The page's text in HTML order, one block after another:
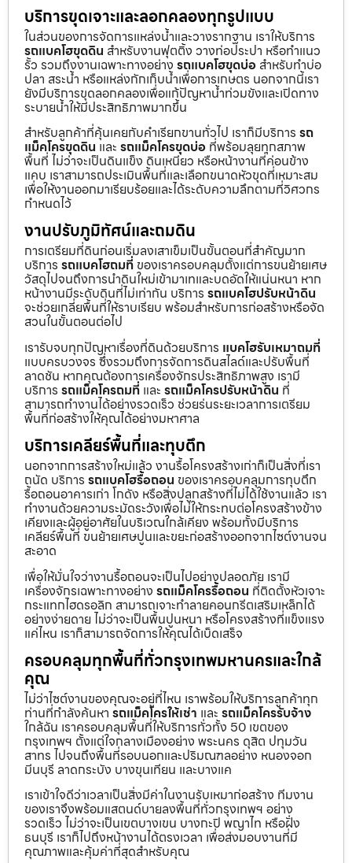
บริการขุดเจาะและลอกคลองทุกรูปแบบ
ในส่วนของการจัดการแหล่งน้ำและวางรากฐาน เราให้บริการ
รถแบคโฮขุดดิน สำหรับงานฟุตติ้ง วางท่อประปา หรือทำแนว
รั้ว รวมถึงงานเฉพาะทางอย่าง รถแบคโฮขุดบ่อ สำหรับทำบ่อ
ปลา สระน้ำ หรือแหล่งกักเก็บน้ำเพื่อการเกษตร นอกจากนี้เรา
ยังมีบริการขุดลอกคลองเพื่อแก้ปัญหาน้ำท่วมขังและเปิดทาง
ระบายน้ำให้มีประสิทธิภาพมากขึ้น
สำหรับลูกค้าที่คุ้นเคยกับคำเรียกขานทั่วไป เราก็มีบริการ รถ
แม็คโครขุดดิน และ รถแม็คโครขุดบ่อ ที่พร้อมลุยทุกสภาพ
พื้นที่ ไม่ว่าจะเป็นดินแข็ง ดินเหนียว หรือหน้างานที่ค่อนข้าง
แคบ เราสามารถประเมินพื้นที่และเลือกขนาดหัวขุดที่เหมาะสม
เพื่อให้งานออกมาเรียบร้อยและได้ระดับความลึกตามที่วิศวกร
กำหนดไว้
งานปรับภูมิทัศน์และถมดิน
การเตรียมที่ดินก่อนเริ่มลงเสาเข็มเป็นขั้นตอนที่สำคัญมาก
บริการ รถแบคโฮถมที่ ของเราครอบคลุมตั้งแต่การขนย้ายเศษ
วัสดุไปจนถึงการนำดินใหม่เข้ามาเทและบดอัดให้แน่นหนา หาก
หน้างานมีระดับดินที่ไม่เท่ากัน บริการ รถแบคโฮปรับหน้าดิน
จะช่วยเกลี่ยพื้นที่ให้ราบเรียบ พร้อมสำหรับการก่อสร้างหรือจัด
สวนในขั้นตอนต่อไป
เรารับจบทุกปัญหาเรื่องที่ดินด้วยบริการ แบคโฮรับเหมาถมที่
แบบครบวงจร ซึ่งรวมถึงการจัดการดินสไลด์และปรับพื้นที่
ลาดชัน หากคุณต้องการเครื่องจักรประสิทธิภาพสูง เรามี
บริการ รถแม็คโครถมที่ และ รถแม็คโครปรับหน้าดิน ที่
สามารถทำงานได้อย่างรวดเร็ว ช่วยร่นระยะเวลาการเตรียม
พื้นที่ก่อสร้างให้คุณได้อย่างมหาศาล
บริการเคลียร์พื้นที่และทุบตึก
นอกจากการสร้างใหม่แล้ว งานรื้อโครงสร้างเก่าก็เป็นสิ่งที่เรา
ถนัด บริการ รถแบคโฮรื้อถอน ของเราครอบคลุมการทุบตึก
รื้อถอนอาคารเก่า โกดัง หรือสิ่งปลูกสร้างที่ไม่ได้ใช้งานแล้ว เรา
ทำงานด้วยความระมัดระวังเพื่อไม่ให้กระทบต่อโครงสร้างข้าง
เคียงและผู้อยู่อาศัยในบริเวณใกล้เคียง พร้อมทั้งมีบริการ
เคลียร์พื้นที่ ขนย้ายเศษปูนและขยะก่อสร้างออกจากไซต์งานจน
สะอาด
เพื่อให้มั่นใจว่างานรื้อถอนจะเป็นไปอย่างปลอดภัย เรามี
เครื่องจักรเฉพาะทางอย่าง รถแม็คโครรื้อถอน ที่ติดตั้งหัวเจาะ
กระแทกไฮดรอลิก สามารถเจาะทำลายคอนกรีตเสริมเหล็กได้
อย่างง่ายดาย ไม่ว่าจะเป็นพื้นปูนหนา หรือโครงสร้างที่แข็งแรง
แค่ไหน เราก็สามารถจัดการให้คุณได้เบ็ดเสร็จ
ครอบคลุมทุกพื้นที่ทั่วกรุงเทพมหานครและใกล้
คุณ
ไม่ว่าไซต์งานของคุณจะอยู่ที่ไหน เราพร้อมให้บริการลูกค้าทุก
ท่านที่กำลังค้นหา รถแม็คโครให้เช่า และ รถแม็คโครรับจ้าง
ใกล้ฉัน เราครอบคลุมพื้นที่ให้บริการทั่วทั้ง 50 เขตของ
กรุงเทพฯ ตั้งแต่ใจกลางเมืองอย่าง พระนคร ดุสิต ปทุมวัน
สาทร ไปจนถึงพื้นที่รอบนอกและปริมณฑลอย่าง หนองจอก
มีนบุรี ลาดกระบัง บางขุนเทียน และบางแค
เราเข้าใจดีว่าเวลาเป็นสิ่งมีค่าในงานรับเหมาก่อสร้าง ทีมงาน
ของเราจึงพร้อมแสตนด์บายลงพื้นที่ทั่วกรุงเทพฯ อย่าง
รวดเร็ว ไม่ว่าจะเป็นเขตบางเขน บางกะปิ พญาไท หรือฝั่ง
ธนบุรี เราก็ไปถึงหน้างานได้ตรงเวลา เพื่อส่งมอบงานที่มี
คุณภาพและคุ้มค่าที่สุดสำหรับคุณ